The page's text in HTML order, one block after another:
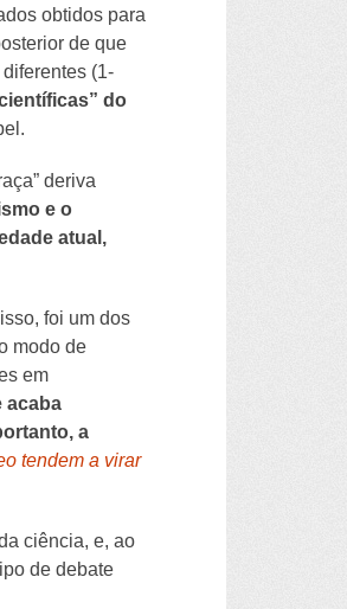
obtidos para
de que
(1-
do
deriva
e o
atual,
foi um dos
modo de
em
acaba
a
tendem a virar
ciência, e, ao
de debate